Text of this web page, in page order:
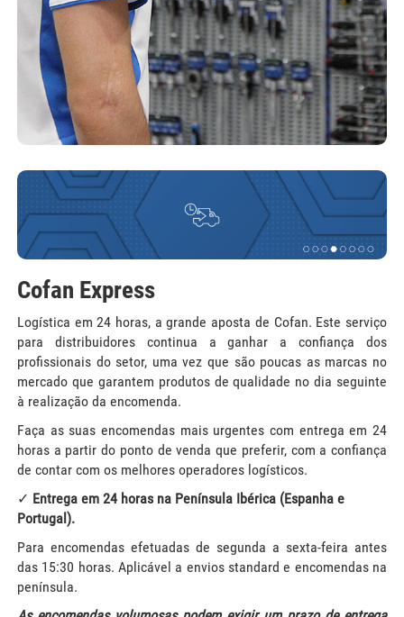
Cofan Express
Logística em 24 horas, a grande aposta de Cofan. Este serviço
para distribuidores continua a ganhar a confiança dos
profissionais do setor, uma vez que são poucas as marcas no
mercado que garantem produtos de qualidade no dia seguinte
à realização da encomenda.
Faça as suas encomendas mais urgentes com entrega em 24
horas a partir do ponto de venda que preferir, com a confiança
de contar com os melhores operadores logísticos.
✓ Entrega em 24 horas na Península Ibérica (Espanha e
Portugal).
Para encomendas efetuadas de segunda a sexta-feira antes
das 15:30 horas. Aplicável a envios standard e encomendas na
península.